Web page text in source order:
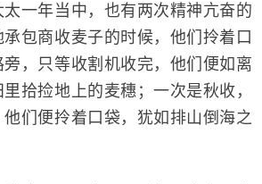
年当中，也有两次精神亢奋的
包商收麦子的时候，他们拎着口
，只等收割机收完，他们便如离
拾捡地上的麦穗；一次是秋收，
们便拎着口袋，犹如排山倒海之